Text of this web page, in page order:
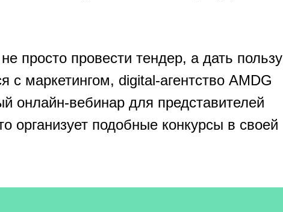
просто провести тендер, а дать пользу
с маркетингом, digital-агентство AMDG
онлайн-вебинар для представителей
организует подобные конкурсы в своей